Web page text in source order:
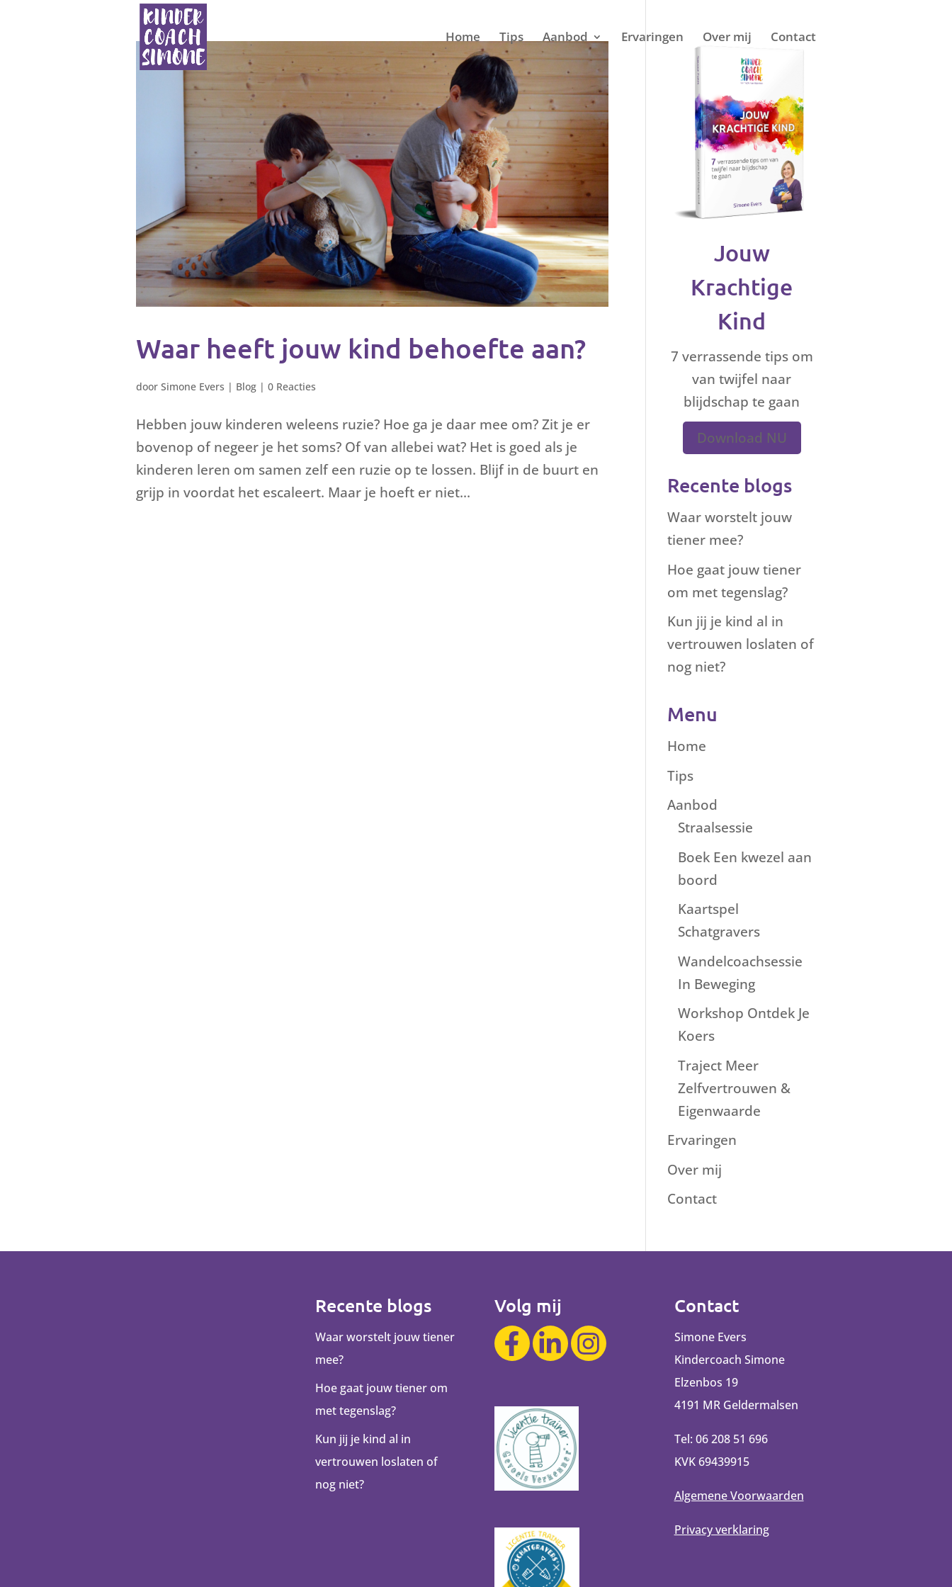
Home Tips Aanbod Ervaringen Over mij Contact
Waar heeft jouw kind behoefte aan?
door Simone Evers | Blog | 0 Reacties
Hebben jouw kinderen weleens ruzie? Hoe ga je daar mee om? Zit je er
bovenop of negeer je het soms? Of van allebei wat? Het is goed als je
kinderen leren om samen zelf een ruzie op te lossen. Blijf in de buurt en
grijp in voordat het escaleert. Maar je hoeft er niet...
Jouw
Krachtige
Kind
7 verrassende tips om
van twijfel naar
blijdschap te gaan
Download NU
Recente blogs
Waar worstelt jouw
tiener mee?
Hoe gaat jouw tiener
om met tegenslag?
Kun jij je kind al in
vertrouwen loslaten of
nog niet?
Menu
Home
Tips
Aanbod
Straalsessie
Boek Een kwezel aan
boord
Kaartspel
Schatgravers
Wandelcoachsessie
In Beweging
Workshop Ontdek Je
Koers
Traject Meer
Zelfvertrouwen &
Eigenwaarde
Ervaringen
Over mij
Contact
Recente blogs
Waar worstelt jouw tiener
mee?
Hoe gaat jouw tiener om
met tegenslag?
Kun jij je kind al in
vertrouwen loslaten of
nog niet?
Volg mij Contact
Simone Evers
Kindercoach Simone
Elzenbos 19
4191 MR Geldermalsen
Tel: 06 208 51 696
KVK 69439915
Algemene Voorwaarden
Privacy verklaring